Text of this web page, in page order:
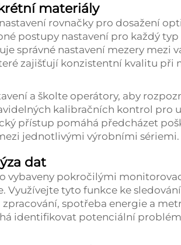
materiály
rovnačky pro dosažení
postupy nastavení pro každý
správné nastavení mezery mezi
zajišťují konzistentní kvalitu při
a školte operátory, aby
kalibračních kontrol pro
přístup pomáhá předcházet
jednotlivými výrobními sériemi.
dat
vybaveny pokročilými
Využívejte tyto funkce ke
spotřeba energie a
identifikovat potenciální